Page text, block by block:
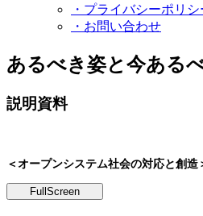
・プライバシーポリシ
・お問い合わせ
あるべき姿と今ある
説明資料
＜オープンシステム社会の対応と創造